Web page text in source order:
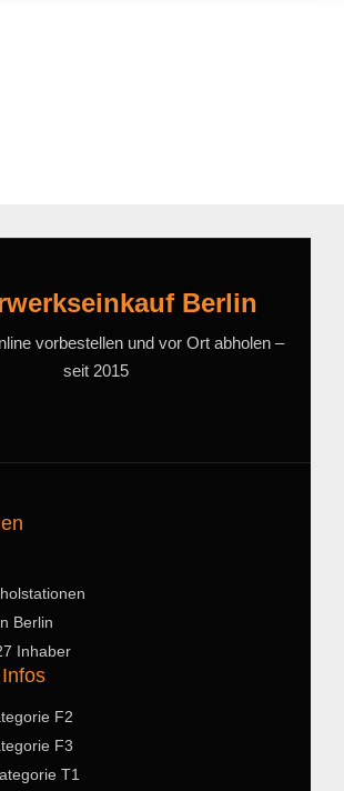
Berlin
vorbestellen und vor Ort abholen –
seit 2015
Berlin
Inhaber
F2
F3
T1